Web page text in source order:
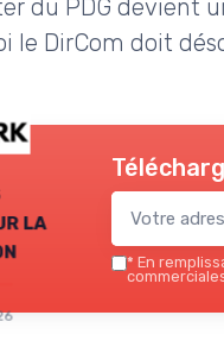
du PDG devient
le DirCom doit
la
* En